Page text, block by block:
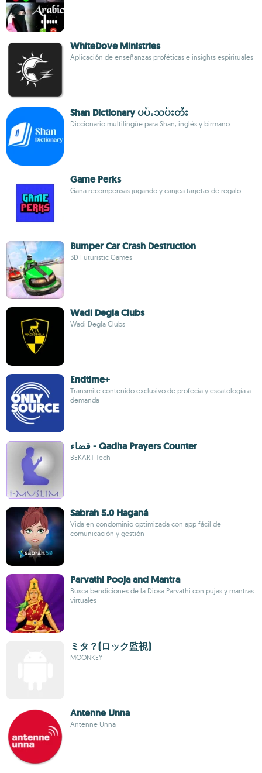
WhiteDove Ministries
Aplicación de enseñanzas proféticas e insights espirituales
Shan Dictionary ပပ်ႉသပ်းတႆး
Diccionario multilingüe para Shan, inglés y birmano
Game Perks
Gana recompensas jugando y canjea tarjetas de regalo
Bumper Car Crash Destruction
3D Futuristic Games
Wadi Degla Clubs
Wadi Degla Clubs
Endtime+
Transmite contenido exclusivo de profecía y escatología a
demanda
قضاء - Qadha Prayers Counter
BEKART Tech
Sabrah 5.0 Haganá
Vida en condominio optimizada con app fácil de
comunicación y gestión
Parvathi Pooja and Mantra
Busca bendiciones de la Diosa Parvathi con pujas y mantras
virtuales
ミタ？(ロック監視)
MOONKEY
Antenne Unna
Antenne Unna